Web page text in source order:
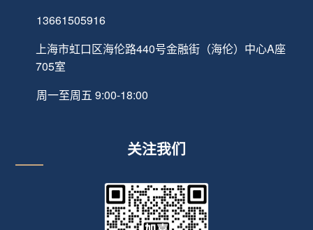
13661505916
上海市虹口区海伦路440号金融街（海伦）中心A座
705室
周一至周五 9:00-18:00
关注我们